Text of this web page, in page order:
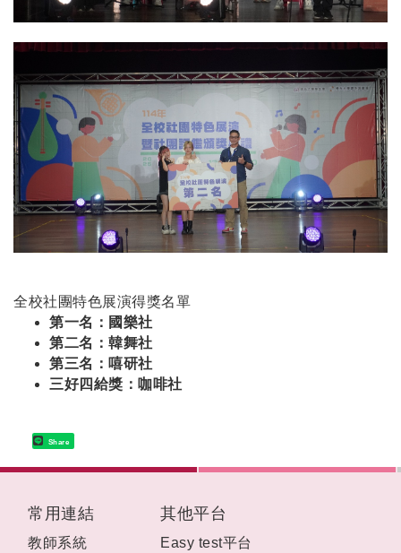
全校社團特色展演得獎名單
第一名：國樂社
第二名：韓舞社
第三名：嘻研社
三好四給獎：咖啡社
Share
常用連結
教師系統
其他平台
Easy test平台